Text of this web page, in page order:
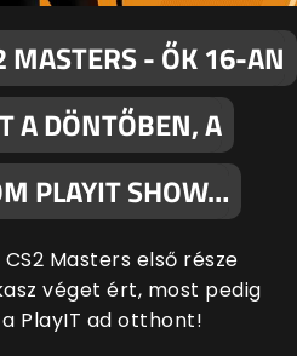
MASTERS - ŐK 16-AN
A DÖNTŐBEN, A
PLAYIT SHOW…
Masters első része
véget ért, most pedig
PlayIT ad otthont!